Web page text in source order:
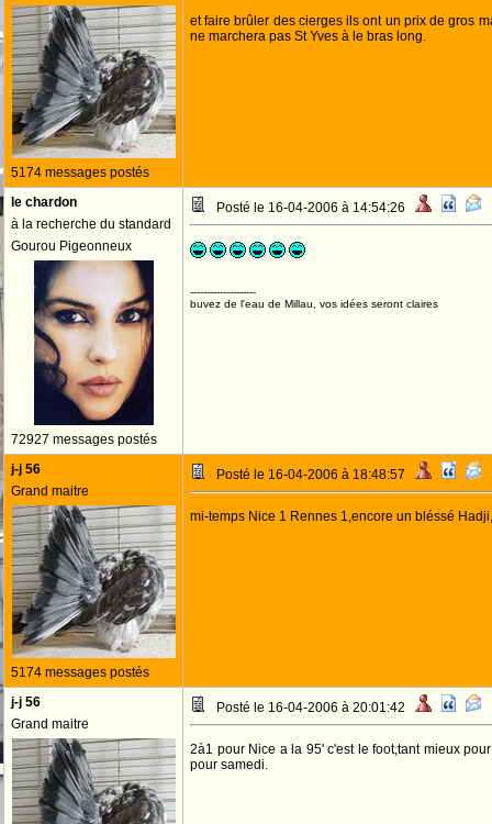
5174 messages postés
et faire brûler des cierges ils ont un prix de gros
ne marchera pas St Yves à le bras long.
le chardon
à la recherche du standard
Gourou Pigeonneux
72927 messages postés
Posté le 16-04-2006 à 14:54:26
--------------------
buvez de l'eau de Millau, vos idées seront claires
j-j 56
Grand maitre
5174 messages postés
Posté le 16-04-2006 à 18:48:57
mi-temps Nice 1 Rennes 1,encore un bléssé
j-j 56
Grand maitre
Posté le 16-04-2006 à 20:01:42
2à1 pour Nice a la 95' c'est le foot,tant mieux
pour samedi.